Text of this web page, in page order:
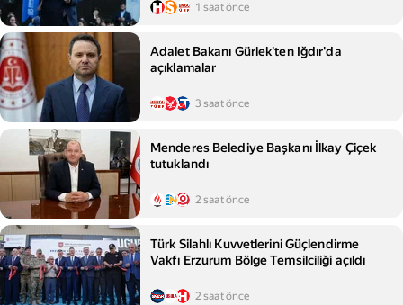
1 saat önce
Adalet Bakanı Gürlek'ten Iğdır'da
açıklamalar
3 saat önce
Menderes Belediye Başkanı İlkay Çiçek
tutuklandı
2 saat önce
Türk Silahlı Kuvvetlerini Güçlendirme
Vakfı Erzurum Bölge Temsilciliği açıldı
2 saat önce